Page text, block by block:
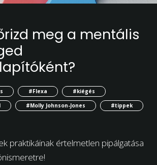
meg a mentális
#Flexa
#kiégés
#Molly Johnson-Jones
#tippek
praktikáinak értelmetlen pipálgatása